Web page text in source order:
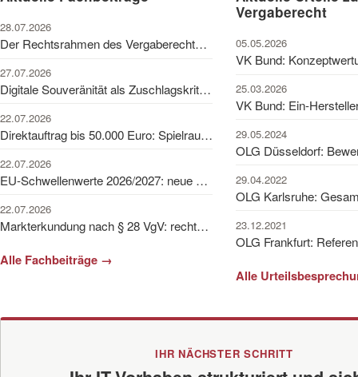
28.07.2026
Der Rechtsrahmen des Vergaberechts im Überblick
27.07.2026
Digitale Souveränität als Zuschlagskriterium in der IT-Vergabe
22.07.2026
Direktauftrag bis 50.000 Euro: Spielraum und Grenzen
22.07.2026
EU-Schwellenwerte 2026/2027: neue Werte für IT-Vergaben
22.07.2026
Markterkundung nach § 28 VgV: rechtssicher in die IT-Vergabe starten
Alle Fachbeiträge →
Vergaberecht
05.05.2026
25.03.2026
29.05.2024
29.04.2022
23.12.2021
Alle
IHR NÄCHSTER SCHRITT